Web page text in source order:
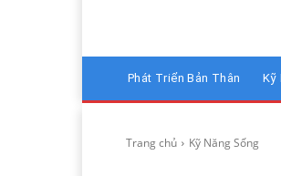
Phát Triển Bản Thân Kỹ
Trang chủ Kỹ Năng Sống